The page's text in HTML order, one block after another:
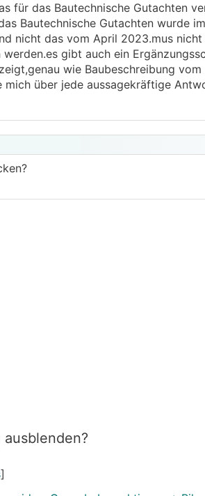
für das Bautechnische Gutachten
Bautechnische Gutachten wurde
nicht das vom April 2023.mus
werden.es gibt auch ein
wie Baubeschreibung
mich über jede aussagekräftige
]